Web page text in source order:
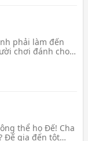
phải làm đến
chơi đánh cho
Khố Khố lại cho
thể họ Đế! Cha
Đế gia đến tột